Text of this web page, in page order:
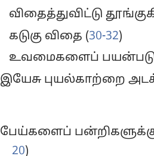
விதைத்துவிட்டு
கடுகு விதை (30-32)
உவமைகளைப்
இயேசு புயல்காற்றை
பேய்களைப்
20)